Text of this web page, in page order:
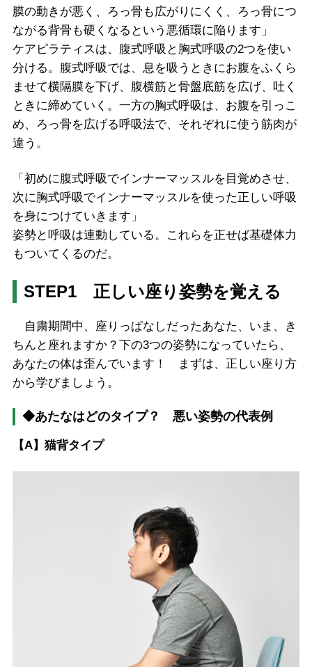
膜の動きが悪く、ろっ骨も広がりにくく、ろっ骨につ
ながる背骨も硬くなるという悪循環に陥ります」
ケアピラティスは、腹式呼吸と胸式呼吸の2つを使い
分ける。腹式呼吸では、息を吸うときにお腹をふくら
ませて横隔膜を下げ、腹横筋と骨盤底筋を広げ、吐く
ときに締めていく。一方の胸式呼吸は、お腹を引っこ
め、ろっ骨を広げる呼吸法で、それぞれに使う筋肉が
違う。
「初めに腹式呼吸でインナーマッスルを目覚めさせ、
次に胸式呼吸でインナーマッスルを使った正しい呼吸
を身につけていきます」
姿勢と呼吸は連動している。これらを正せば基礎体力
もついてくるのだ。
STEP1 正しい座り姿勢を覚える
自粛期間中、座りっぱなしだったあなた、いま、き
ちんと座れますか？下の3つの姿勢になっていたら、
あなたの体は歪んでいます！ まずは、正しい座り方
から学びましょう。
◆あたなはどのタイプ？ 悪い姿勢の代表例
【A】猫背タイプ